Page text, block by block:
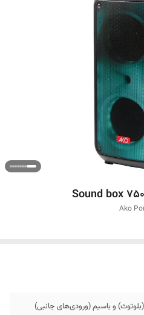
Ako
و باسیم (ورودی‌های جانبی)